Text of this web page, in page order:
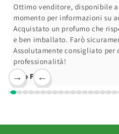
←
→
Ottimo venditore, disponibile
momento per informazioni su
Acquistato un profumo che
e ben imballato. Farò
Assolutamente consigliato per
professionalità!
Ciro F.